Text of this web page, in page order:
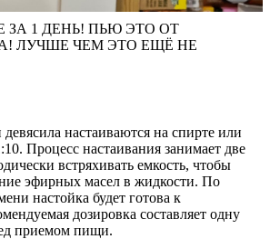
1 ДЕНЬ! ПЬЮ ЭТО ОТ
ЛУЧШЕ ЧЕМ ЭТО ЕЩЁ НЕ
настаиваются на спирте или
Процесс настаивания занимает две
встряхивать емкость, чтобы
эфирных масел в жидкости. По
настойка будет готова к
дозировка составляет одну
приемом пищи.